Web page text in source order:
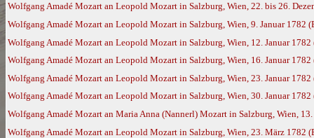
Wolfgang Amadé Mozart an Leopold Mozart in Salzburg, Wien, 22. bis 26.
Wolfgang Amadé Mozart an Leopold Mozart in Salzburg, Wien, 9. Januar 1782
Wolfgang Amadé Mozart an Leopold Mozart in Salzburg, Wien, 12. Januar 1782
Wolfgang Amadé Mozart an Leopold Mozart in Salzburg, Wien, 16. Januar 1782
Wolfgang Amadé Mozart an Leopold Mozart in Salzburg, Wien, 23. Januar 1782
Wolfgang Amadé Mozart an Leopold Mozart in Salzburg, Wien, 30. Januar 1782
Wolfgang Amadé Mozart an Maria Anna (Nannerl) Mozart in Salzburg, Wien,
Wolfgang Amadé Mozart an Leopold Mozart in Salzburg, Wien, 23. März 1782